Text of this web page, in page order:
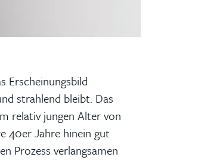
Erscheinungsbild
strahlend bleibt. Das
relativ jungen Alter von
40er Jahre hinein gut
Prozess verlangsamen